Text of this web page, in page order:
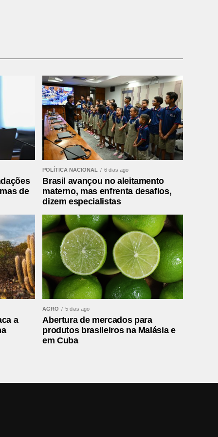
de
POLÍTICA NACIONAL 6 dias ago
Brasil avançou no aleitamento
materno, mas enfrenta desafios,
dizem especialistas
a
AGRO 5 dias ago
Abertura de mercados para
produtos brasileiros na Malásia e
em Cuba